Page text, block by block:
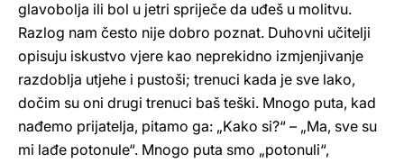
glavobolja ili bol u jetri spriječe da uđeš u molitvu.
Razlog nam često nije dobro poznat. Duhovni učitelji
opisuju iskustvo vjere kao neprekidno izmjenjivanje
razdoblja utjehe i pustoši; trenuci kada je sve lako,
dočim su oni drugi trenuci baš teški. Mnogo puta, kad
nađemo prijatelja, pitamo ga: „Kako si?“ – „Ma, sve su
mi lađe potonule“. Mnogo puta smo „potonuli“,